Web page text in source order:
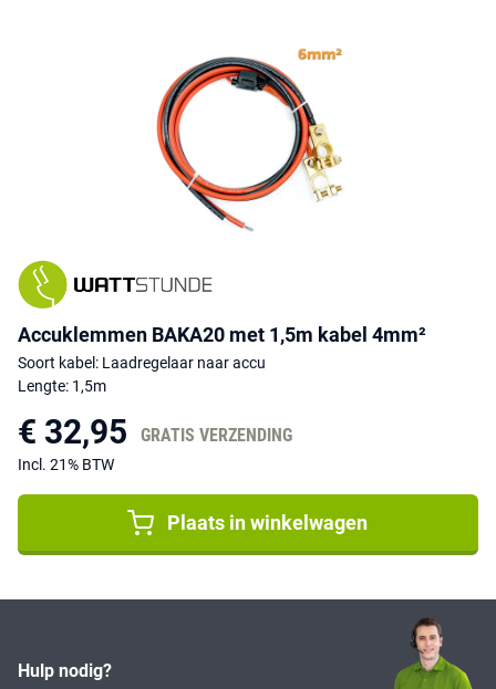
Accuklemmen BAKA20 met 1,5m kabel 4mm²
Soort kabel: Laadregelaar naar accu
Lengte: 1,5m
€ 32,95 GRATIS VERZENDING
Incl. 21% BTW
Plaats in winkelwagen
Hulp nodig?